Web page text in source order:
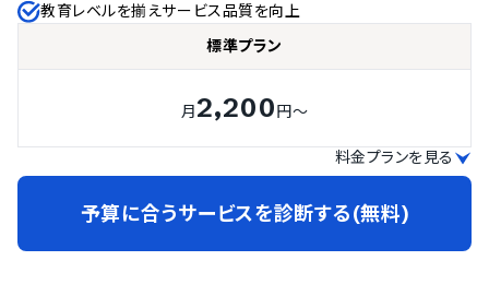
教育レベルを揃えサービス品質を向上
標準プラン
月2,200円～
料金プランを見る
予算に合うサービスを診断する(無料)